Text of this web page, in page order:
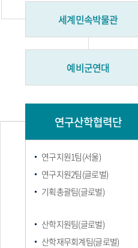
세계민속박물관
예비군연대
연구산학협력단
연구지원1팀(서울)
연구지원2팀(글로벌)
기획총괄팀(글로벌)
산학지원팀(글로벌)
산학재무회계팀(글로벌)